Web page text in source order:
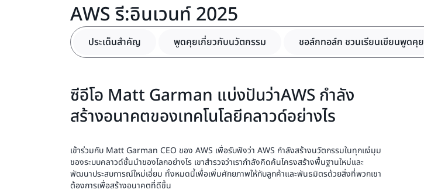
AWS รี:อินเวนท์ 2025
ประเด็นสำคัญ พูดคุยเกี่ยวกับนวัตกรรม ชอล์กทอล์ก ชวนเรียนเขียนพูดคุย
ซีอีโอ Matt Garman แบ่งปันว่าAWS กำลัง
สร้างอนาคตของเทคโนโลยีคลาวด์อย่างไร
เข้าร่วมกับ Matt Garman CEO ของ AWS เพื่อรับฟังว่า AWS กำลังสร้างนวัตกรรมในทุกแง่มุม
ของระบบคลาวด์ชั้นนำของโลกอย่างไร เขาสำรวจว่าเรากำลังคิดค้นโครงสร้างพื้นฐานใหม่และ
พัฒนาประสบการณ์ใหม่เอี่ยม ทั้งหมดนี้เพื่อเพิ่มศักยภาพให้กับลูกค้าและพันธมิตรด้วยสิ่งที่พวกเขา
ต้องการเพื่อสร้างอนาคตที่ดีขึ้น